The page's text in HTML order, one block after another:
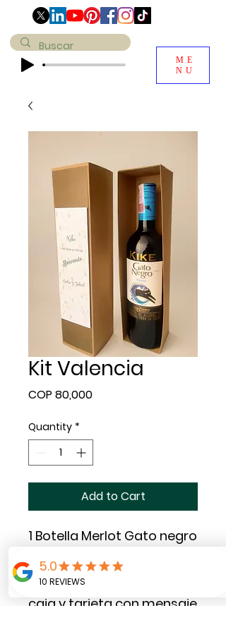
ME
NU
Kit Valencia
COP 80,000Price
Quantity *
Add to Cart
1 Botella Merlot Gato negro
Se entrega empacado en
caja y tarjeta con mensaje